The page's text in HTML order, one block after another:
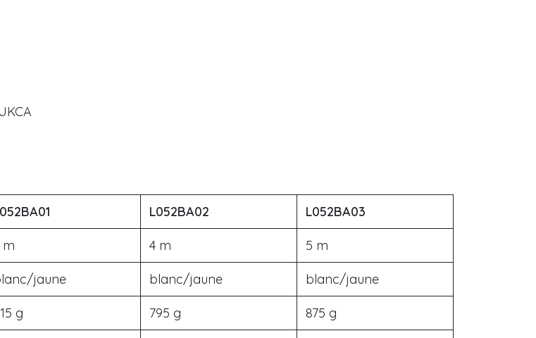
L052BA02 L052BA03
m 4 m 5 m
jaune blanc/jaune blanc/jaune
g 795 g 875 g